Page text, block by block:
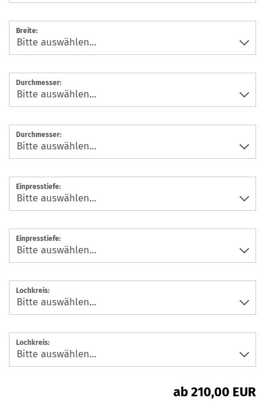
Breite:
Durchmesser:
Durchmesser:
Einpresstiefe:
Einpresstiefe:
Lochkreis:
Lochkreis:
ab 210,00 EUR